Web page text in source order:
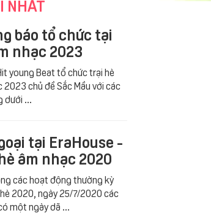
NHẤT
báo tổ chức tại
nhạc 2023
young Beat tổ chức trại hè
2023 chủ đề Sắc Mầu với các
...
tại EraHouse -
âm nhạc 2020
các hoạt động thường kỳ
2020, ngày 25/7/2020 các
một ngày dã ...